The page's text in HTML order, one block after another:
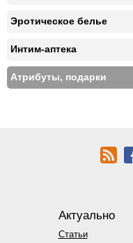
Эротическое белье
Интим-аптека
Атрибуты, подарки
Актуально
Статьи